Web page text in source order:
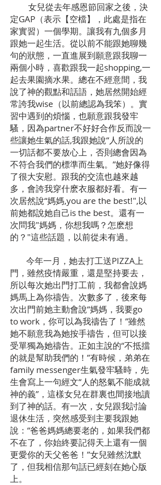
女兒從去年感恩節回家之後，決
定GAP（表示【空檔】，此處是指在
家實習）一個學期。讓我有九個多月
跟她一起生活。從以前不能跟她聊幾
句的狀態，一直進展到願意跟我聊一
兩個小時，喜歡跟我一起shopping,一
起去果園摘水果。總在不經意間，我
說了神的觀點和話語，她居然開始經
常誇我wise（以前總認為我笨）。實
習中遇到的煩惱，也願意跟我發牢
騷，因為partner不好好合作反而說一
些讓她生氣的話,我跟她說“人所說的
一切話都不要放心上，否則總會因為
不符合我們的標準而生氣。”她好像得
了很大安慰。跟我的交流也越來越
多，會誇我穿什麽衣服都好看。有一
次居然說“媽媽,you are the best!",以
前她都說她自己is the best。還有一
次問我"媽媽，你想我嗎？怎麽想
的？"這些話題，以前從未有過。
今年一月，她去打工送PIZZA上
門，雖然疫情嚴重，還是堅持要去，
所以每次她出門打工前，我都會說媽
媽馬上為你禱告。次數多了，後來每
次出門前她主動會說“媽媽，我要go
to work，你可以為我禱告了！”雖然
她不願意我為她按手禱告，但可以接
受單獨為她禱告。正如主說的“不抵擋
的就是幫助我們的！”有時候，弟弟在
family messenger生氣發牢騷時，先
生會寫上一句經文“人的怒氣不能成就
神的義”，這樣女兒在群裏也間接地讀
到了神的話。有一次，女兒跟我討論
退休生活，突然感受到主要我跟她
說：“爸爸媽媽總要老的，如果我們都
不在了，你始終要記得天上還有一個
更愛你的天父爸爸！”女兒雖然沈默
了，但我相信那句話已經刻在她心版
上。